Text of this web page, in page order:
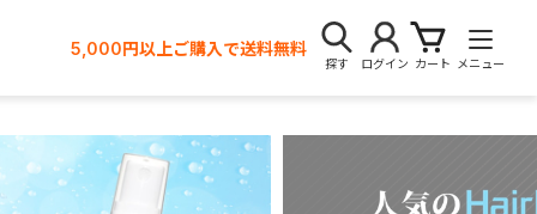
5,000円以上ご購入で送料無料
探す ログイン カート メニュー